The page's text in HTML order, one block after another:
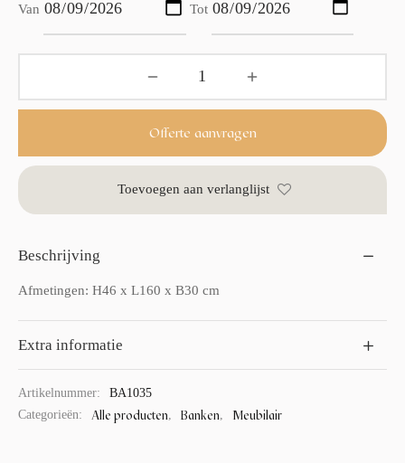
Van Tot
Offerte aanvragen
Toevoegen aan verlanglijst
Beschrijving
Afmetingen: H46 x L160 x B30 cm
Extra informatie
Artikelnummer:
BA1035
Categorieën:
Alle producten, Banken, Meubilair